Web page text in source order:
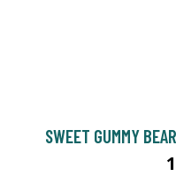
SWEET GUMMY